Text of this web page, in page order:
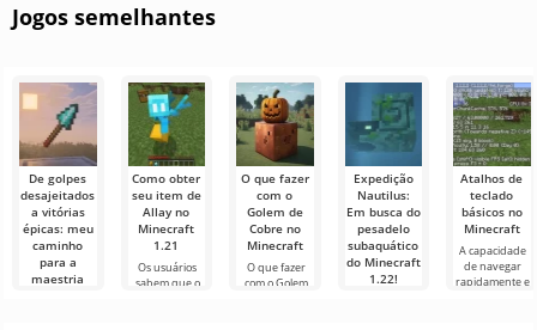
Jogos semelhantes
De golpes
desajeitados
a vitórias
épicas: meu
caminho
para a
maestria
Como obter
seu item de
Allay no
Minecraft
1.21
Os usuários
sabem que o
O que fazer
com o
Golem de
Cobre no
Minecraft
O que fazer
com o Golem
Expedição
Nautilus:
Em busca do
pesadelo
subaquático
do Minecraft
1.22!
Atalhos de
teclado
básicos no
Minecraft
A capacidade
de navegar
rapidamente e